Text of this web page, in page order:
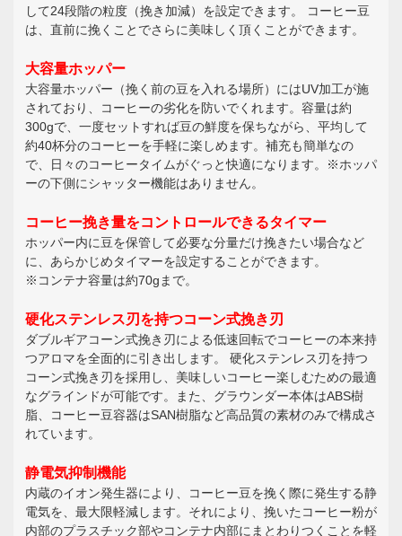
して24段階の粒度（挽き加減）を設定できます。 コーヒー豆
は、直前に挽くことでさらに美味しく頂くことができます。
大容量ホッパー
大容量ホッパー（挽く前の豆を入れる場所）にはUV加工が施
されており、コーヒーの劣化を防いでくれます。容量は約
300gで、一度セットすれば豆の鮮度を保ちながら、平均して
約40杯分のコーヒーを手軽に楽しめます。補充も簡単なの
で、日々のコーヒータイムがぐっと快適になります。※ホッパ
ーの下側にシャッター機能はありません。
コーヒー挽き量をコントロールできるタイマー
ホッパー内に豆を保管して必要な分量だけ挽きたい場合など
に、あらかじめタイマーを設定することができます。
※コンテナ容量は約70gまで。
硬化ステンレス刃を持つコーン式挽き刃
ダブルギアコーン式挽き刃による低速回転でコーヒーの本来持
つアロマを全面的に引き出します。 硬化ステンレス刃を持つ
コーン式挽き刃を採用し、美味しいコーヒー楽しむための最適
なグラインドが可能です。また、グラウンダー本体はABS樹
脂、コーヒー豆容器はSAN樹脂など高品質の素材のみで構成さ
れています。
静電気抑制機能
内蔵のイオン発生器により、コーヒー豆を挽く際に発生する静
電気を、最大限軽減します。それにより、挽いたコーヒー粉が
内部のプラスチック部やコンテナ内部にまとわりつくことを軽